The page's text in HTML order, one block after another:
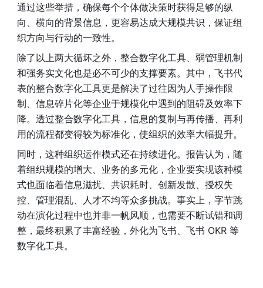
通过这些举措，确保每个个体做决策时获得足够的纵
向、横向的背景信息，更容易达成大规模共识，保证组
织方向与行动的一致性。
除了以上两大循坏之外，整合数字化工具、弱管理机制
和强务实文化也是必不可少的支撑要素。其中，飞书代
表的整合数字化工具更是解决了过往因为人手操作限
制、信息碎片化等企业于规模化中遇到的阻碍及效率下
降。透过整合数字化工具，信息的复制与再传播、再利
用的流程都变得较为标准化，使组织的效率大幅提升。
同时，这种组织运作模式还在持续进化。报告认为，随
着组织规模的增大、业务的多元化，企业要实现该种模
式也面临着信息滋扰、共识耗时、创新发散、授权失
控、管理混乱、人才不均等众多挑战。事实上，字节跳
动在演化过程中也并非一帆风顺，也需要不断试错和调
整，最终积累了丰富经验，外化为飞书、飞书 OKR 等
数字化工具。